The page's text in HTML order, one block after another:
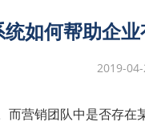
统如何帮助企
2019-
营销团队中是否存